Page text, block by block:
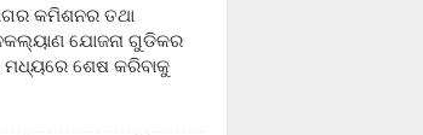
କମିଶନର ତଥା
ଯୋଜନା ଗୁଡିକର
ମଧ୍ୟରେ ଶେଷ କରିବାକୁ